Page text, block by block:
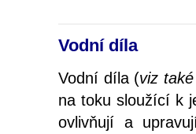
Vodní díla
Vodní díla (viz
na toku sloužící k
ovlivňují a